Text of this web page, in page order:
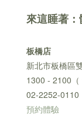
來這睡著
板橋店
新北市板橋區
1300 - 2100（
02-2252-0110
預約體驗